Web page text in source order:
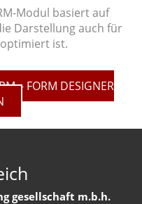
Modul basiert auf
Darstellung auch für
ist.
– FORM DESIGNER
gesellschaft m.b.h.